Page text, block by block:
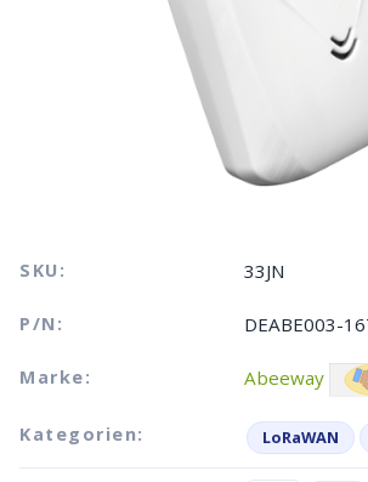
SKU: 33JN
P/N: DEABE003-
Marke: Abeeway
Kategorien: LoRaWAN